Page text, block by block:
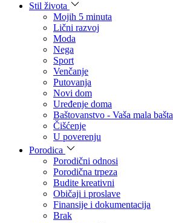
Stil života
Mojih 5 minuta
Lični razvoj
Moda
Nega
Sport
Venčanje
Putovanja
Novi dom
Uređenje doma
Baštovanstvo - Vaša mala bašta
Čišćenje
U poverenju
Porodica
Porodični odnosi
Porodična trpeza
Budite kreativni
Običaji i proslave
Finansije i dokumentacija
Brak